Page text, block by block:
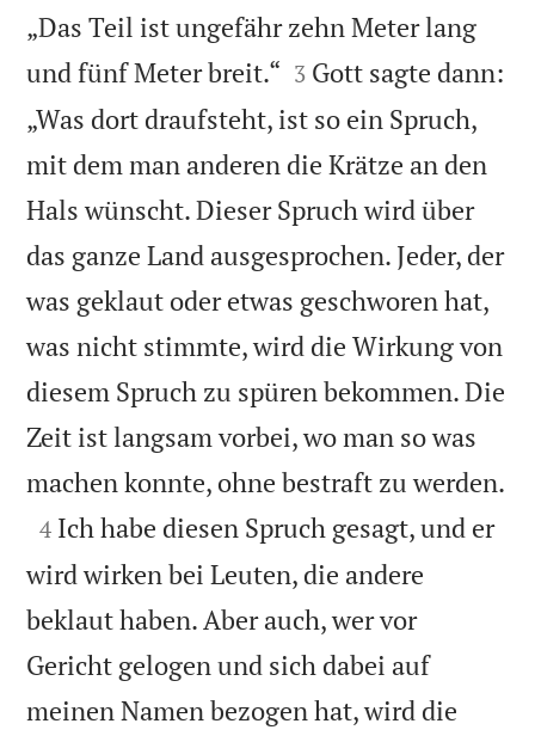
„Das Teil ist ungefähr zehn Meter lang
und fünf Meter breit.“ 

3 Gott sagte dann:
„Was dort draufsteht, ist so ein Spruch,
mit dem man anderen die Krätze an den
Hals wünscht. Dieser Spruch wird über
das ganze Land ausgesprochen. Jeder, der
was geklaut oder etwas geschworen hat,
was nicht stimmte, wird die Wirkung von
diesem Spruch zu spüren bekommen. Die
Zeit ist langsam vorbei, wo man so was
machen konnte, ohne bestraft zu werden.

4 Ich habe diesen Spruch gesagt, und er
wird wirken bei Leuten, die andere
beklaut haben. Aber auch, wer vor
Gericht gelogen und sich dabei auf
meinen Namen bezogen hat, wird die